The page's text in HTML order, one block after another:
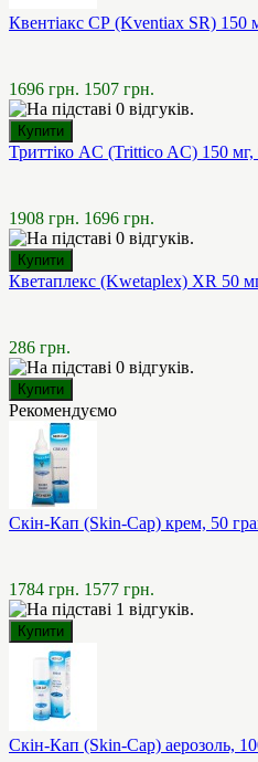
Квентіакс СР (Kventiax SR) 150
1696 грн. 1507 грн.
Триттіко AC (Trittico AC) 150 мг,
1908 грн. 1696 грн.
Кветаплекс (Kwetaplex) XR 50
286 грн.
Рекомендуємо
Скін-Кап (Skin-Cap) крем, 50
1784 грн. 1577 грн.
Скін-Кап (Skin-Cap) аерозоль,